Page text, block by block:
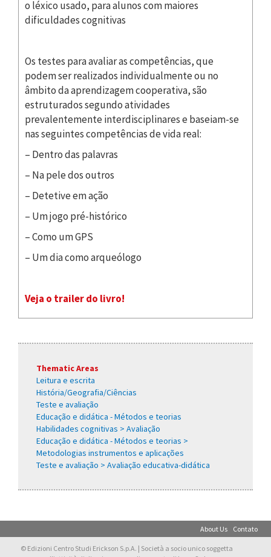
o léxico usado, para alunos com maiores
dificuldades cognitivas
Os testes para avaliar as competências, que
podem ser realizados individualmente ou no
âmbito da aprendizagem cooperativa, são
estruturados segundo atividades
prevalentemente interdisciplinares e baseiam-se
nas seguintes competências de vida real:
– Dentro das palavras
– Na pele dos outros
– Detetive em ação
– Um jogo pré-histórico
– Como um GPS
– Um dia como arqueólogo
Veja o trailer do livro!
Thematic Areas
Leitura e escrita
História/Geografia/Ciências
Teste e avaliação
Educação e didática - Métodos e teorias
Habilidades cognitivas > Avaliação
Educação e didática - Métodos e teorias >
Metodologias instrumentos e aplicações
Teste e avaliação > Avaliação educativa-didática
About Us Contato
© Edizioni Centro Studi Erickson S.p.A. | Società a socio unico soggetta